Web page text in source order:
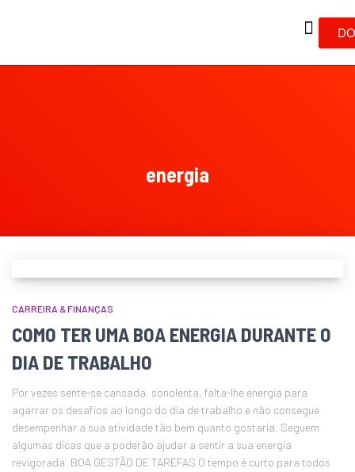
energia
CARREIRA & FINANÇAS
COMO TER UMA BOA ENERGIA DURANTE O
DIA DE TRABALHO
Por vezes sente-se cansada, sonolenta, falta-lhe energia para
agarrar os desafios ao longo do dia de trabalho e não consegue
desempenhar a sua atividade tão bem quanto gostaria. Seguem
algumas dicas que a poderão ajudar a sentir a sua energia
revigorada. BOA GESTÃO DE TAREFAS O tempo é curto para todos